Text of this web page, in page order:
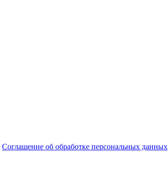
Соглашение об обработке персональных данных